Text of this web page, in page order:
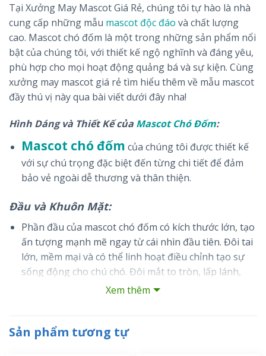
Tại Xưởng May Mascot Giá Rẻ, chúng tôi tự hào là nhà
cung cấp những mẫu mascot độc đáo và chất lượng
cao. Mascot chó đốm là một trong những sản phẩm nổi
bật của chúng tôi, với thiết kế ngộ nghĩnh và đáng yêu,
phù hợp cho mọi hoạt động quảng bá và sự kiện. Cùng
xưởng may mascot giá rẻ tìm hiểu thêm về mẫu mascot
đầy thú vị này qua bài viết dưới đây nha!
Hình Dáng và Thiết Kế của Mascot Chó Đốm:
Mascot chó đốm của chúng tôi được thiết kế
với sự chú trọng đặc biệt đến từng chi tiết để đảm
bảo vẻ ngoài dễ thương và thân thiện.
Đầu và Khuôn Mặt:
Phần đầu của mascot chó đốm có kích thước lớn, tạo
ấn tượng mạnh mẽ ngay từ cái nhìn đầu tiên. Đôi tai
lớn, mềm mại và có thể linh hoạt điều chỉnh tạo sự
sống động cho chú chó. Đôi mắt to tròn, lấp lánh,
mang đến vẻ ngây thơ và gần gũi. Chiếc mũi đen
Xem thêm
Sản phẩm tương tự